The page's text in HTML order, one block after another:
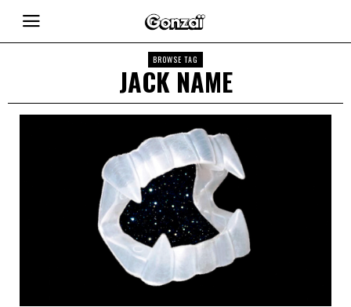
BROWSE TAG
JACK NAME